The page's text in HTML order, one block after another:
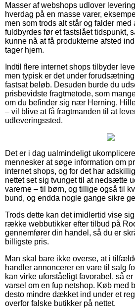
Masser af webshops udlover
hverdag på en masse varer,
men som trods alt står og falder med
fuldbyrdes før et fastslået tidspunkt,
kunne nå at få produkterne afsted
tager hjem.
Indtil flere internet shops tilbyder
men typisk er det under
fastsat beløb. Desuden burde du
prisbevidste fragtmetode, som
om du befinder sig nær Herning,
– vil blive at få fragtmanden til at
udleveringssted.
Det er i dag ualmindeligt
mennesker at søge information om
internet shops, og for det har
nettet set sig tvunget til at nedsætte
varerne – til børn, og tillige også til
bund, og endda nogle gange sikre
Trods dette kan det imidlertid vise
række webbutikker efter tilbud på
gennemfører din handel, så du er
billigste pris.
Man skal bare ikke overse, at i
handler annoncerer en vare til salg
kan virke uforståeligt favorabel, så
varsel om en fup netshop. Køb med
desto mindre dækket ind under et
overfor falske butikker på nettet.